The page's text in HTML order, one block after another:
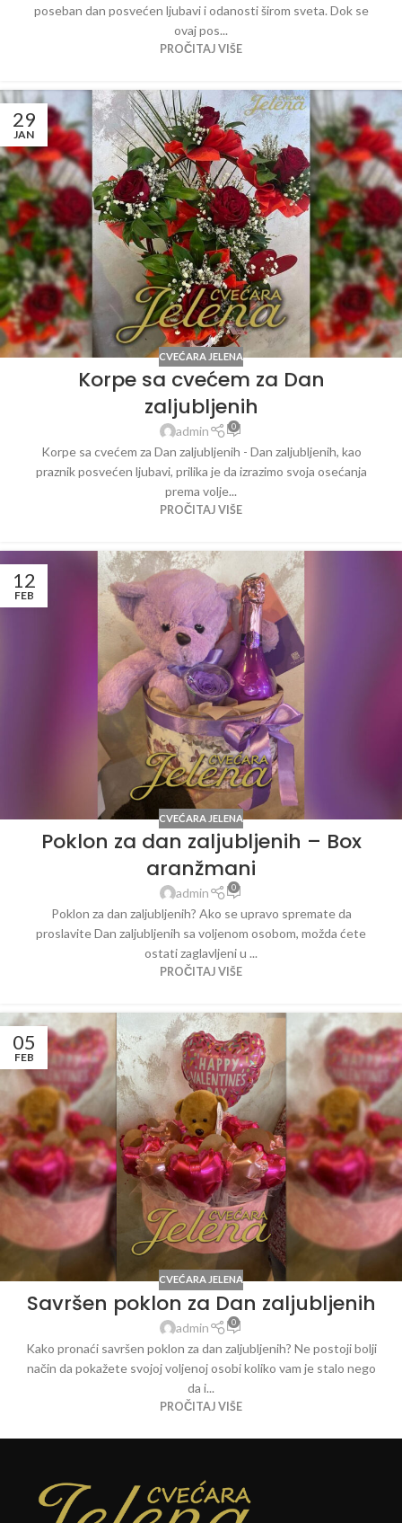
poseban dan posvećen ljubavi i odanosti širom sveta. Dok se
ovaj pos...
PROČITAJ VIŠE
29
JAN
CVEĆARA JELENA
Korpe sa cvećem za Dan
zaljubljenih
admin 0
Korpe sa cvećem za Dan zaljubljenih - Dan zaljubljenih, kao
praznik posvećen ljubavi, prilika je da izrazimo svoja osećanja
prema volje...
PROČITAJ VIŠE
12
FEB
CVEĆARA JELENA
Poklon za dan zaljubljenih – Box
aranžmani
admin 0
Poklon za dan zaljubljenih? Ako se upravo spremate da
proslavite Dan zaljubljenih sa voljenom osobom, možda ćete
ostati zaglavljeni u ...
PROČITAJ VIŠE
05
FEB
CVEĆARA JELENA
Savršen poklon za Dan zaljubljenih
admin 0
Kako pronaći savršen poklon za dan zaljubljenih? Ne postoji bolji
način da pokažete svojoj voljenoj osobi koliko vam je stalo nego
da i...
PROČITAJ VIŠE